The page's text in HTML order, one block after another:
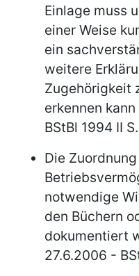
Einlage muss
einer Weise
ein
weitere
Zugehörigkeit
erkennen
BStBl 1994 II
Die
notwendige
den Büchern
dokumentiert
27.6.2006 -